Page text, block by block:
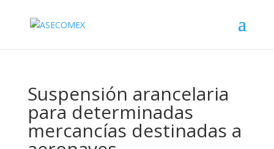
Suspensión arancelaria
para determinadas
mercancías destinadas a